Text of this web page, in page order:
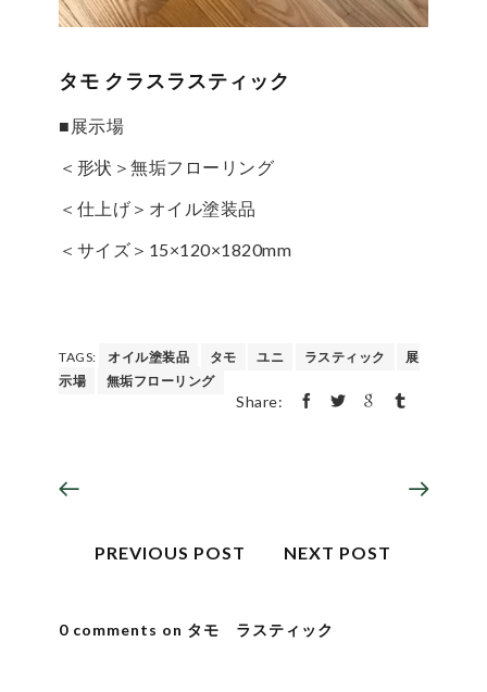
タモ クラスラスティック
■展示場
＜形状＞無垢フローリング
＜仕上げ＞オイル塗装品
＜サイズ＞15×120×1820mm
TAGS: オイル塗装品 タモ ユニ ラスティック
展
示場
無垢フローリング
Share:
PREVIOUS POST NEXT POST
0 comments on タモ ラスティック